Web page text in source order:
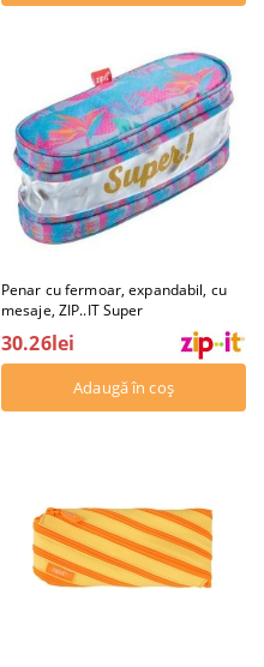
Penar cu fermoar, expandabil, cu
mesaje, ZIP..IT Super
30.26lei